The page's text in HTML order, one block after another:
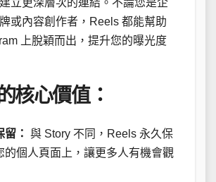
立更深層次的連結。不論您是企
或內容創作者，Reels 都能幫助
上脫穎而出，提升您的曝光度
核心價值：
留： 與 Story 不同，Reels 永久保
的個人頁面上，讓更多人有機會觀